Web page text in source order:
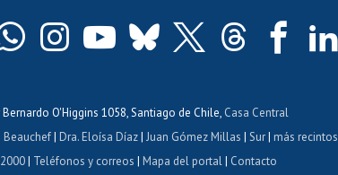
Bernardo O'Higgins 1058, Santiago de Chile, Casa Central
Beauchef| Dra. Eloísa Díaz| Juan Gómez Millas | Sur| más recintos
| Teléfonos y correos |Mapa del portal| Contacto